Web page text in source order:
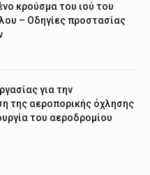
κρούσμα του ιού του
– Οδηγίες προστασίας
για την
της αεροπορικής όχλησης
του αεροδρομίου